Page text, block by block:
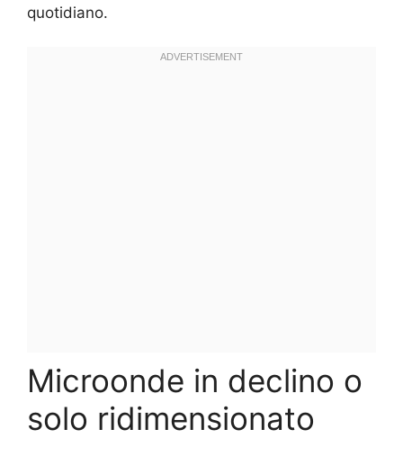
quotidiano.
Microonde in declino o
solo ridimensionato